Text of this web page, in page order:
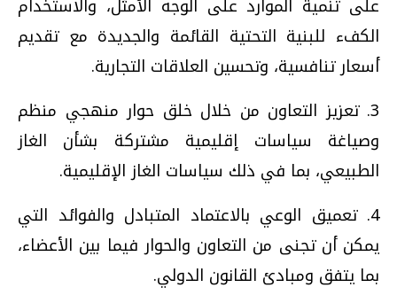
الكفء للبنية التحتية القائمة والجديدة مع تقديم
أسعار تنافسية، وتحسين العلاقات التجارية.
3. تعزيز التعاون من خلال خلق حوار منهجي منظم
وصياغة سياسات إقليمية مشتركة بشأن الغاز
الطبيعي، بما في ذلك سياسات الغاز الإقليمية.
4. تعميق الوعي بالاعتماد المتبادل والفوائد التي
يمكن أن تجنى من التعاون والحوار فيما بين الأعضاء،
بما يتفق ومبادئ القانون الدولي.